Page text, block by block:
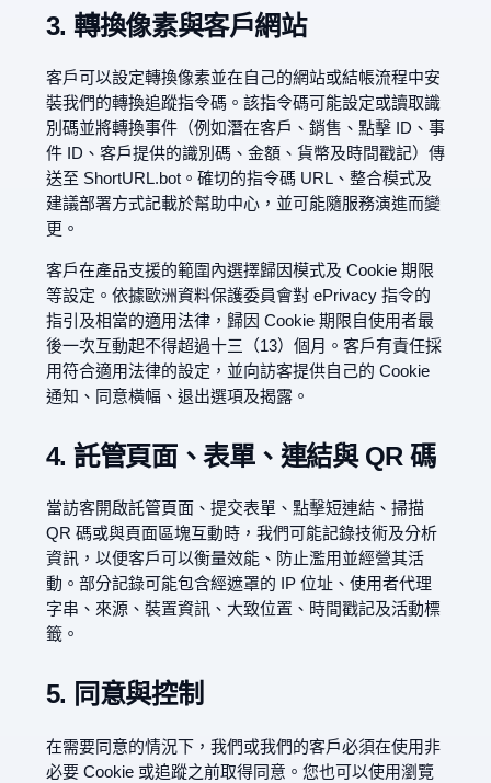
3. 轉換像素與客戶網站
客戶可以設定轉換像素並在自己的網站或結帳流程中安
裝我們的轉換追蹤指令碼。該指令碼可能設定或讀取識
別碼並將轉換事件（例如潛在客戶、銷售、點擊 ID、事
件 ID、客戶提供的識別碼、金額、貨幣及時間戳記）傳
送至 ShortURL.bot。確切的指令碼 URL、整合模式及
建議部署方式記載於幫助中心，並可能隨服務演進而變
更。
客戶在產品支援的範圍內選擇歸因模式及 Cookie 期限
等設定。依據歐洲資料保護委員會對 ePrivacy 指令的
指引及相當的適用法律，歸因 Cookie 期限自使用者最
後一次互動起不得超過十三（13）個月。客戶有責任採
用符合適用法律的設定，並向訪客提供自己的 Cookie
通知、同意橫幅、退出選項及揭露。
4. 託管頁面、表單、連結與 QR 碼
當訪客開啟託管頁面、提交表單、點擊短連結、掃描
QR 碼或與頁面區塊互動時，我們可能記錄技術及分析
資訊，以便客戶可以衡量效能、防止濫用並經營其活
動。部分記錄可能包含經遮罩的 IP 位址、使用者代理
字串、來源、裝置資訊、大致位置、時間戳記及活動標
籤。
5. 同意與控制
在需要同意的情況下，我們或我們的客戶必須在使用非
必要 Cookie 或追蹤之前取得同意。您也可以使用瀏覽